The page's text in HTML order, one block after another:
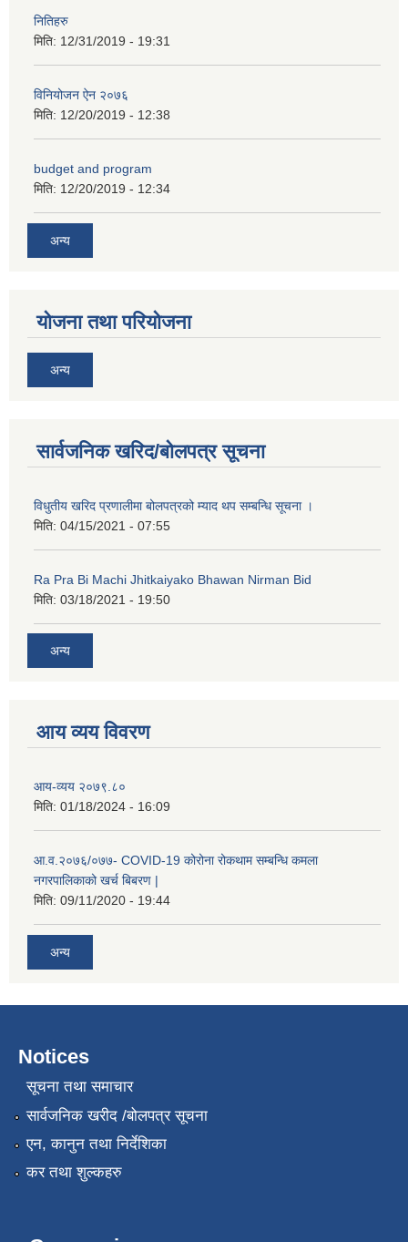
नितिहरु
मिति: 12/31/2019 - 19:31
विनियोजन ऐन २०७६
मिति: 12/20/2019 - 12:38
budget and program
मिति: 12/20/2019 - 12:34
अन्य
योजना तथा परियोजना
अन्य
सार्वजनिक खरिद/बोलपत्र सूचना
विधुतीय खरिद प्रणालीमा बोलपत्रको म्याद थप सम्बन्धि सूचना ।
मिति: 04/15/2021 - 07:55
Ra Pra Bi Machi Jhitkaiyako Bhawan Nirman Bid
मिति: 03/18/2021 - 19:50
अन्य
आय व्यय विवरण
आय-व्यय २०७९.८०
मिति: 01/18/2024 - 16:09
आ.व.२०७६/०७७- COVID-19 कोरोना रोकथाम सम्बन्धि कमला
नगरपालिकाको खर्च बिबरण |
मिति: 09/11/2020 - 19:44
अन्य
Notices
सूचना तथा समाचार
सार्वजनिक खरीद /बोलपत्र सूचना
एन, कानुन तथा निर्देशिका
कर तथा शुल्कहरु